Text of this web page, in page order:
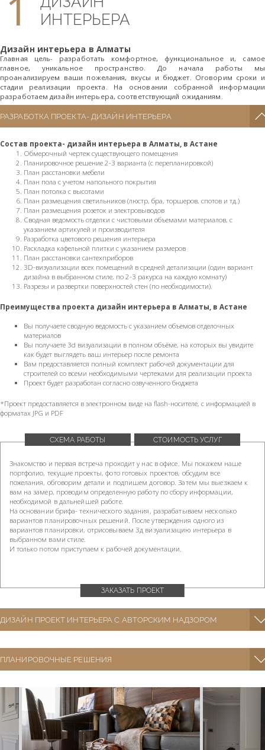
ИНТЕРЬЕРА
Дизайн интерьера в Алматы
Главная цель- разработать комфортное, функциональное и, самое
главное, уникальное пространство. До начала работы мы
проанализируем ваши пожелания, вкусы и бюджет. Оговорим сроки и
стадии реализации проекта. На основании собранной информации
разработаем дизайн интерьера, соответствующий ожиданиям.
РАЗРАБОТКА ПРОЕКТА- ДИЗАЙН ИНТЕРЬЕРА
Состав проекта- дизайн интерьера в Алматы, в Астане
Обмерочный чертеж существующего помещения
Планировочное решение 2-3 варианта (с перепланировкой)
План расстановки мебели
План пола с учетом напольного покрытия
План потолка с высотами
План размещения светильников (люстр, бра, торшеров, спотов и тд.)
План размещения розеток и электровыводов
Сводная ведомость отделки с чистовыми объемами материалов, с
указанием артикулей и производителя
Разработка цветового решения интерьера
Раскладка кафельной плитки с указанием размеров
План расстановки сантехприборов
3D-визуализации всех помещений в средней детализации (один вариант
дизайна в выбранном стиле, по 2-3 ракурса на каждую комнату)
Разрезы и развертки поверхностей стен (по необходимости).
Преимущества проекта дизайн интерьера в Алматы, в Астане
Вы получаете сводную ведомость с указанием объемов отделочных
материалов
Вы получаете 3d визуализации в полном объёме, на которых вы увидите
как будет выглядеть ваш интерьер после ремонта
Вам предоставляется полный комплект рабочей документации для
строителей со всеми необходимыми чертежами для реализации проекта
Проект будет разработан согласно озвученного бюджета
*Проект предоставляется в электронном виде на flash-носителе, с информацией в
форматах JPG и PDF
СХЕМА РАБОТЫ СТОИМОСТЬ УСЛУГ
ЗАКАЗАТЬ ПРОЕКТ
Знакомство и первая встреча проходит у нас в офисе. Мы покажем наше
портфолио, текущие проекты, фото готовых проектов, обсудим все
пожелания, обговорим детали и подпишем договор. Затем мы выезжаем к
вам на замер, проводим определенную работу по сбору информации,
необходимой в дальнейшей работе.
На основании брифа- технического задания, разрабатываем несколько
вариантов планировочных решений. После утверждения одного из
вариантов планировки, отрисовываем 3д визуализацию интерьера в
выбранном вами стиле.
И только потом приступаем к рабочей документации.
ДИЗАЙН ПРОЕКТ ИНТЕРЬЕРА С АВТОРСКИМ НАДЗОРОМ
ПЛАНИРОВОЧНЫЕ РЕШЕНИЯ